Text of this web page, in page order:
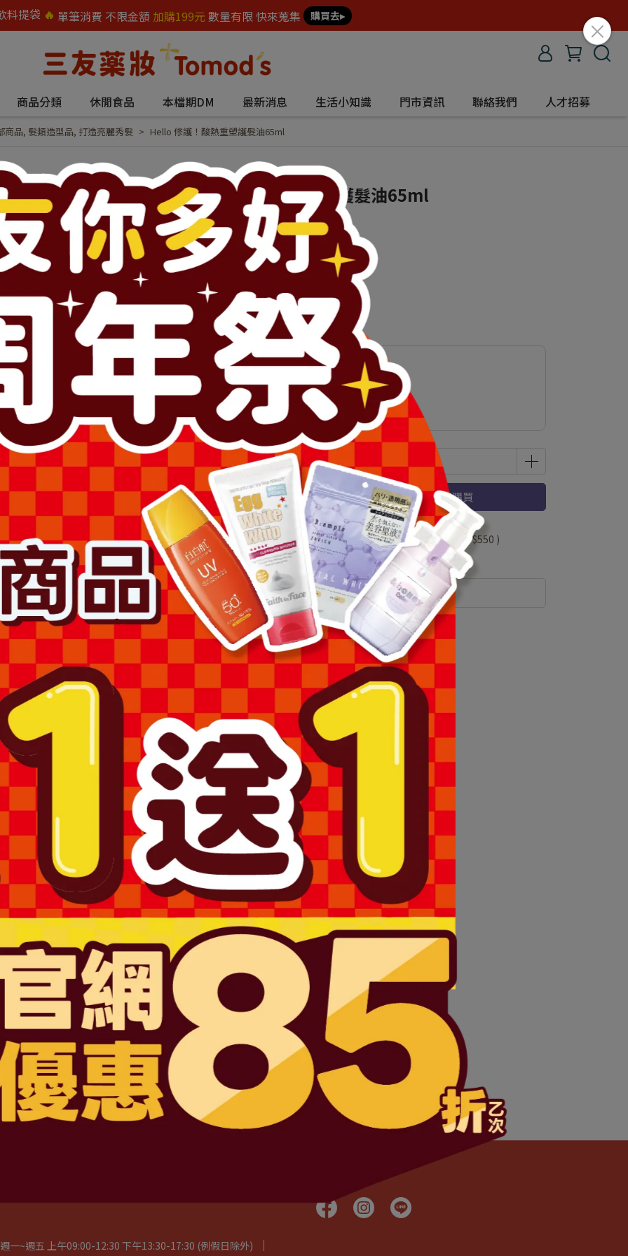
料提袋 🔥 單筆消費 不限金額 加購199元 數量有限 快來蒐集 購買去▸
商品分類 休閒食品 本檔期DM 最新消息 生活小知識 門市資訊 聯絡我們 人才招募
商品, 髮類造型品, 打造亮麗秀髮 Hello 修護！酸熱重塑護髮油65ml
Hello 修護！酸熱重塑護髮油65ml
NT$439
NT$550
商品編號:
供貨狀況: 尚有庫存 8
此商品參與的優惠活動
超值加價購
滿1500送卸妝膏2000送拉絲乳霜
加入購物車 立即購買
加入最愛 此商品 「 最高 」可以折抵紅利110000 點 (約等於 NT$550 )
規格說明
品圖片僅供參考，依實際收到商品為準。
避免顏色不符或肌膚不適等症狀。
業醫師協助。
如已拆封或使用過、無法恢復原狀、商品外盒損壞恕無法辦理退換貨。
湖、金門、馬祖….等)
第 MD6201047487 號
三段4號地下一層
一~週五 上午09:00-12:30 下午13:30-17:30 (例假日除外)